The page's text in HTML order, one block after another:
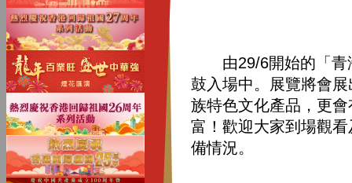
由29/6開始的「青
鼓入場中。展覽將會
族特色文化產品，更
富！歡迎大家到場觀
備情況。